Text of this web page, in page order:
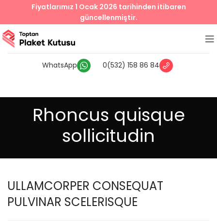
WhatsApp 0(532) 158 86 84
Rhoncus quisque
sollicitudin
ULLAMCORPER CONSEQUAT
PULVINAR SCELERISQUE
Fiyatlarımız 1 Ocak 2026 tarihinden itibaren
güncellenmiştir.